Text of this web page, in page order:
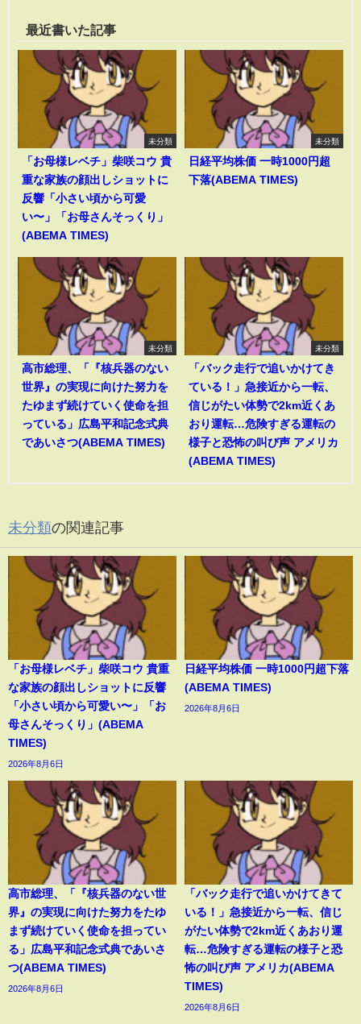
最近書いた記事
未分類
「お母様レベチ」柴咲コウ 貴
重な家族の顔出しショットに
反響「小さい頃から可愛
い〜」「お母さんそっくり」
(ABEMA TIMES)
未分類
日経平均株価 一時1000円超
下落(ABEMA TIMES)
未分類
高市総理、「『核兵器のない
世界』の実現に向けた努力を
たゆまず続けていく使命を担
っている」広島平和記念式典
であいさつ(ABEMA TIMES)
未分類
「バック走行で追いかけてき
ている！」急接近から一転、
信じがたい体勢で2km近くあ
おり運転…危険すぎる運転の
様子と恐怖の叫び声 アメリカ
(ABEMA TIMES)
未分類の関連記事
「お母様レベチ」柴咲コウ 貴重
な家族の顔出しショットに反響
「小さい頃から可愛い〜」「お
母さんそっくり」(ABEMA
TIMES)
2026年8月6日
日経平均株価 一時1000円超下落
(ABEMA TIMES)
2026年8月6日
高市総理、「『核兵器のない世
界』の実現に向けた努力をたゆ
まず続けていく使命を担ってい
る」広島平和記念式典であいさ
つ(ABEMA TIMES)
2026年8月6日
「バック走行で追いかけてきて
いる！」急接近から一転、信じ
がたい体勢で2km近くあおり運
転…危険すぎる運転の様子と恐
怖の叫び声 アメリカ(ABEMA
TIMES)
2026年8月6日